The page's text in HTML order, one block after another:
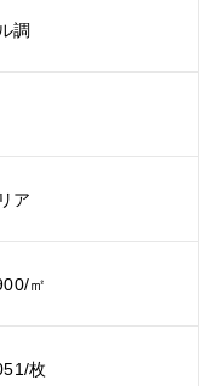
調
ア
㎡
枚